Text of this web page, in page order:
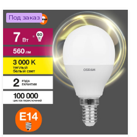
Под заказ